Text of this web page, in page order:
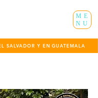
SALVADOR Y EN GUATEMALA
ME
NU